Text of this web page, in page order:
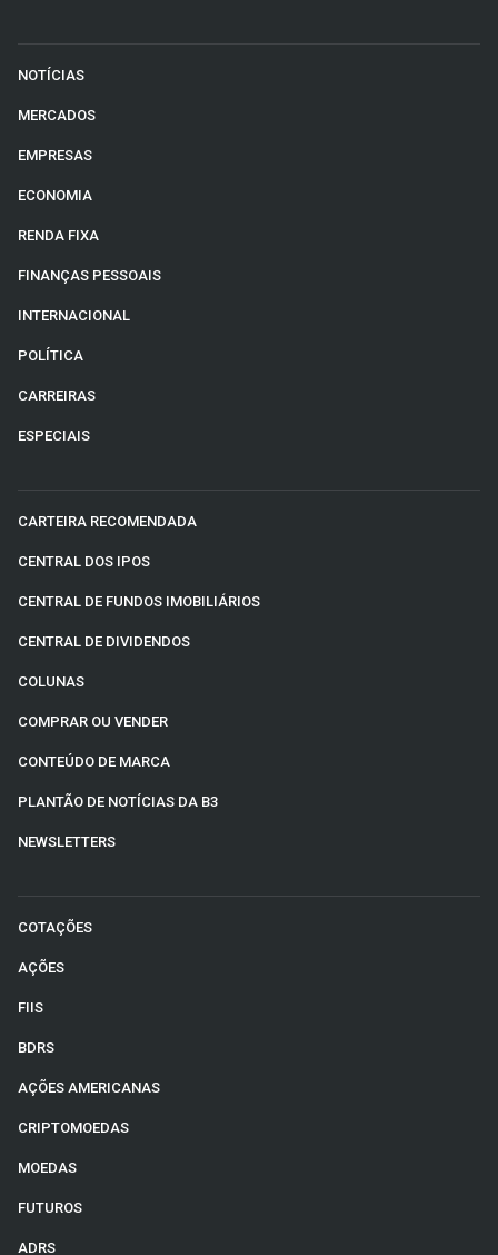
NOTÍCIAS
MERCADOS
EMPRESAS
ECONOMIA
RENDA FIXA
FINANÇAS PESSOAIS
INTERNACIONAL
POLÍTICA
CARREIRAS
ESPECIAIS
CARTEIRA RECOMENDADA
CENTRAL DOS IPOS
CENTRAL DE FUNDOS IMOBILIÁRIOS
CENTRAL DE DIVIDENDOS
COLUNAS
COMPRAR OU VENDER
CONTEÚDO DE MARCA
PLANTÃO DE NOTÍCIAS DA B3
NEWSLETTERS
COTAÇÕES
AÇÕES
FIIS
BDRS
AÇÕES AMERICANAS
CRIPTOMOEDAS
MOEDAS
FUTUROS
ADRS